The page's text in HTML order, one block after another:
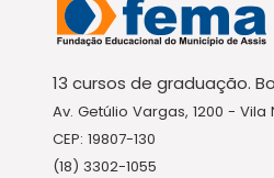
13 cursos de graduação.
Av. Getúlio Vargas, 1200 - Vila
CEP: 19807-130
(18) 3302-1055